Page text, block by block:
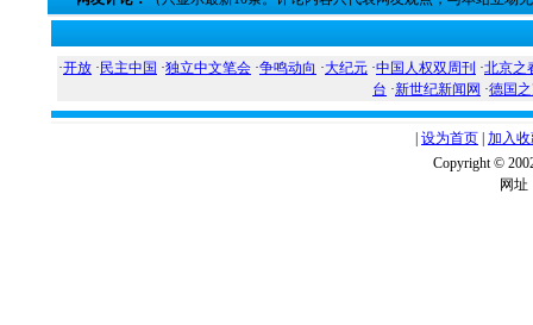
·开放 · 民主中国 ·独立中文笔会 ·争鸣动向 ·大纪元 ·中国人权双周刊 ·北京之
台 ·新世纪新闻网 ·德国
设为首页 加入
Copyright ©
网址